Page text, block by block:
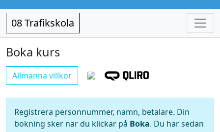
08 Trafikskola
Boka kurs
Allmänna villkor
Registrera personnummer, namn, betalare. Din
bokning sker när du klickar på Boka. Du har sedan